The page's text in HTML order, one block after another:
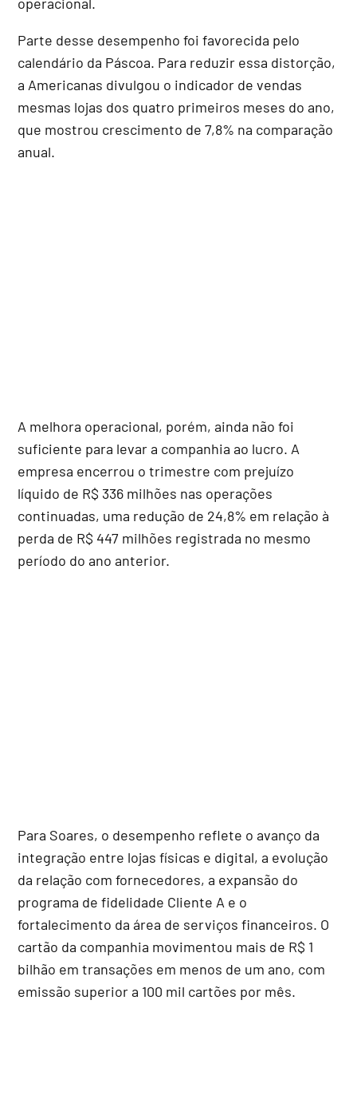
Parte desse desempenho foi favorecida pelo
calendário da Páscoa. Para reduzir essa distorção,
a Americanas divulgou o indicador de vendas
mesmas lojas dos quatro primeiros meses do ano,
que mostrou crescimento de 7,8% na comparação
anual.
A melhora operacional, porém, ainda não foi
suficiente para levar a companhia ao lucro. A
empresa encerrou o trimestre com prejuízo
líquido de R$ 336 milhões nas operações
continuadas, uma redução de 24,8% em relação à
perda de R$ 447 milhões registrada no mesmo
período do ano anterior.
Para Soares, o desempenho reflete o avanço da
integração entre lojas físicas e digital, a evolução
da relação com fornecedores, a expansão do
programa de fidelidade Cliente A e o
fortalecimento da área de serviços financeiros. O
cartão da companhia movimentou mais de R$ 1
bilhão em transações em menos de um ano, com
emissão superior a 100 mil cartões por mês.